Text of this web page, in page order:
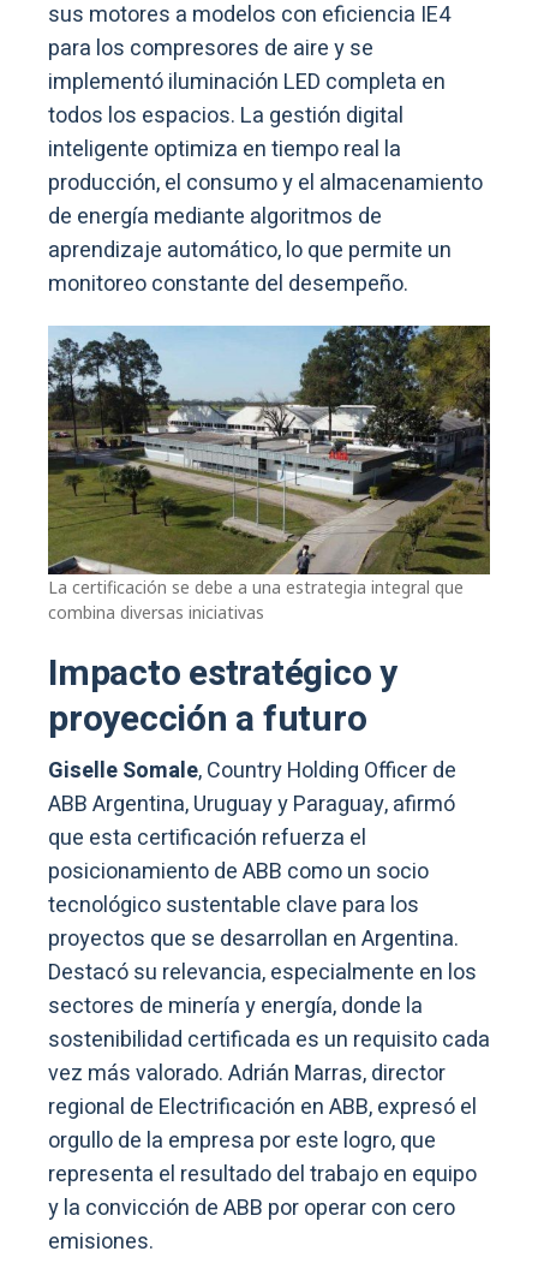
sus motores a modelos con eficiencia IE4
para los compresores de aire y se
implementó iluminación LED completa en
todos los espacios. La gestión digital
inteligente optimiza en tiempo real la
producción, el consumo y el almacenamiento
de energía mediante algoritmos de
aprendizaje automático, lo que permite un
monitoreo constante del desempeño.
La certificación se debe a una estrategia integral que
combina diversas iniciativas
Impacto estratégico y
proyección a futuro
Giselle Somale, Country Holding Officer de
ABB Argentina, Uruguay y Paraguay, afirmó
que esta certificación refuerza el
posicionamiento de ABB como un socio
tecnológico sustentable clave para los
proyectos que se desarrollan en Argentina.
Destacó su relevancia, especialmente en los
sectores de minería y energía, donde la
sostenibilidad certificada es un requisito cada
vez más valorado. Adrián Marras, director
regional de Electrificación en ABB, expresó el
orgullo de la empresa por este logro, que
representa el resultado del trabajo en equipo
y la convicción de ABB por operar con cero
emisiones.